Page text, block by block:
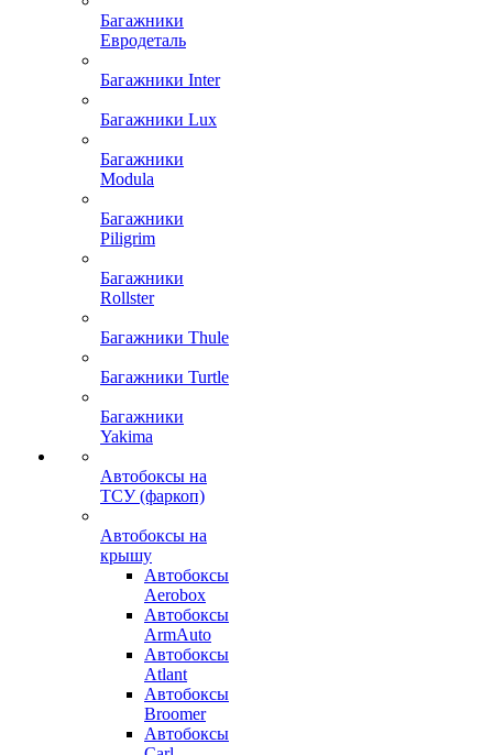
Багажники
Евродеталь
Багажники Inter
Багажники Lux
Багажники
Modula
Багажники
Piligrim
Багажники
Rollster
Багажники Thule
Багажники Turtle
Багажники
Yakima
Автобоксы на
ТСУ (фаркоп)
Автобоксы на
крышу
Автобоксы
Aerobox
Автобоксы
ArmAuto
Автобоксы
Atlant
Автобоксы
Broomer
Автобоксы